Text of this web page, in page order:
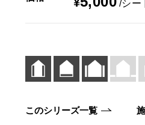
/シー
このシリーズ一覧